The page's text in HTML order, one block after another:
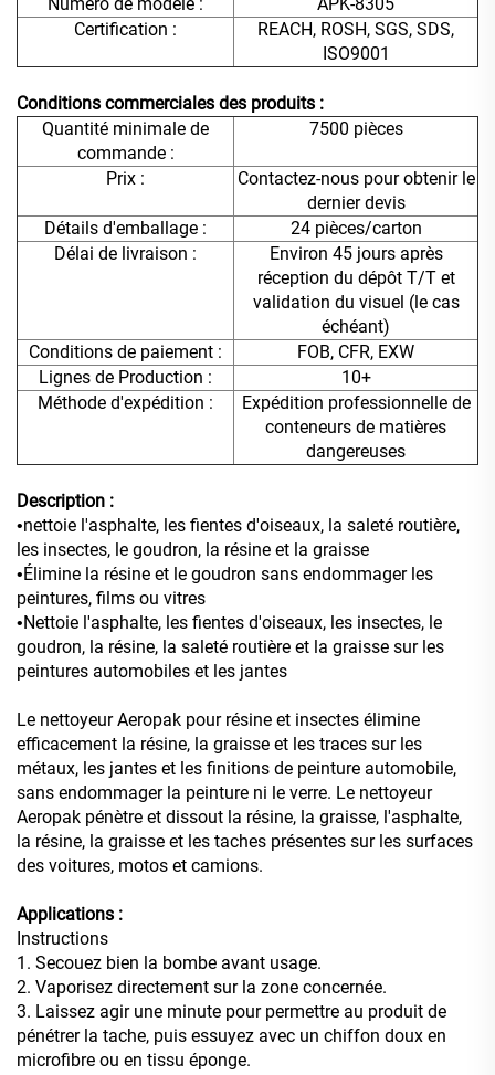
Certification :
REACH, ROSH, SGS, SDS,
ISO9001
Conditions commerciales des produits :
Quantité minimale de
commande :
7500 pièces
Prix :
Contactez-nous pour obtenir le
dernier devis
Détails d'emballage :
24 pièces/carton
Délai de livraison :
Environ 45 jours après
réception du dépôt T/T et
validation du visuel (le cas
échéant)
Conditions de paiement :
FOB, CFR, EXW
Lignes de Production :
10+
Méthode d'expédition :
Expédition professionnelle de
conteneurs de matières
dangereuses
Description :
•nettoie l'asphalte, les fientes d'oiseaux, la saleté routière,
les insectes, le goudron, la résine et la graisse
•Élimine la résine et le goudron sans endommager les
peintures, films ou vitres
•Nettoie l'asphalte, les fientes d'oiseaux, les insectes, le
goudron, la résine, la saleté routière et la graisse sur les
peintures automobiles et les jantes
Le nettoyeur Aeropak pour résine et insectes élimine
efficacement la résine, la graisse et les traces sur les
métaux, les jantes et les finitions de peinture automobile,
sans endommager la peinture ni le verre. Le nettoyeur
Aeropak pénètre et dissout la résine, la graisse, l'asphalte,
la résine, la graisse et les taches présentes sur les surfaces
des voitures, motos et camions.
Applications :
Instructions
1. Secouez bien la bombe avant usage.
2. Vaporisez directement sur la zone concernée.
3. Laissez agir une minute pour permettre au produit de
pénétrer la tache, puis essuyez avec un chiffon doux en
microfibre ou en tissu éponge.